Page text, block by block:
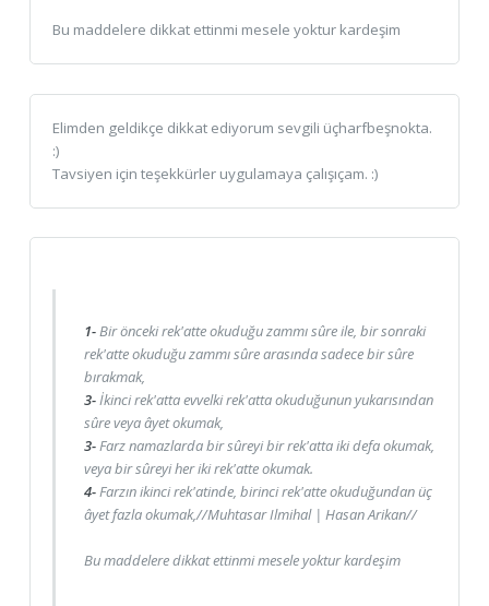
Bu maddelere dikkat ettinmi mesele yoktur kardeşim
Elimden geldikçe dikkat ediyorum sevgili üçharfbeşnokta.
:)
Tavsiyen için teşekkürler uygulamaya çalışıçam. :)
1-Bir önceki rek'atte okuduğu zammı sûre ile, bir sonraki
rek'atte okuduğu zammı sûre arasında sadece bir sûre
bırakmak,
3-İkinci rek'atta evvelki rek'atta okuduğunun yukarısından
sûre veya âyet okumak,
3-Farz namazlarda bir sûreyi bir rek'atta iki defa okumak,
veya bir sûreyi her iki rek'atte okumak.
4-Farzın ikinci rek'atinde, birinci rek'atte okuduğundan üç
âyet fazla okumak,//Muhtasar Ilmihal | Hasan Arikan//
Bu maddelere dikkat ettinmi mesele yoktur kardeşim